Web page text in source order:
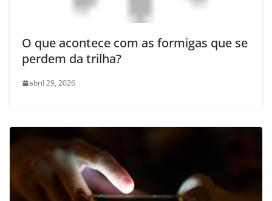
O que acontece com as formigas que se
perdem da trilha?
abril 29, 2026